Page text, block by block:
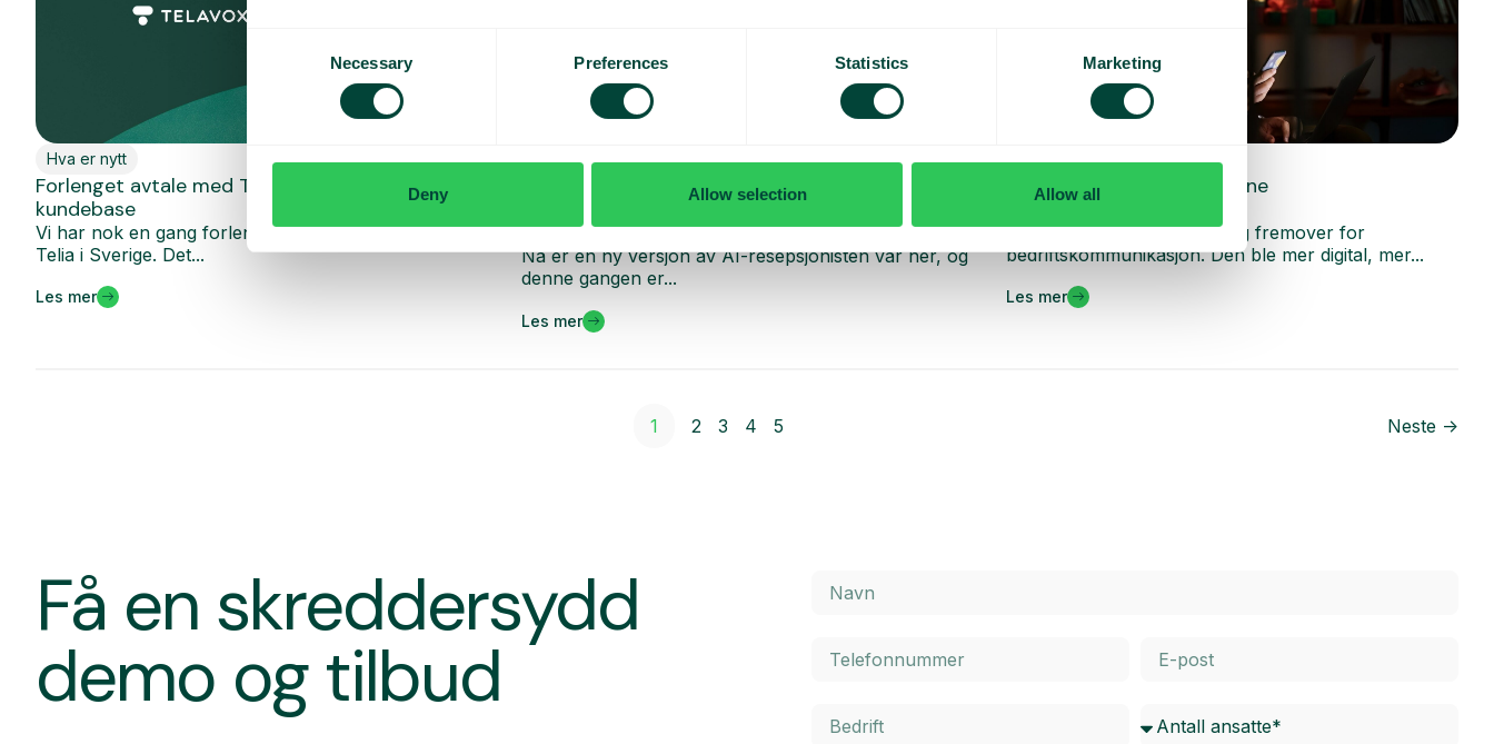
Necessary Preferences Statistics Marketing
Deny Allow selection Allow all
Hva er nytt
Forlenget avtale med Telia for vår eksisterende
kundebase
Vi har nok en gang forlenget vårt samarbeid med
Telia i Sverige. Det...
Les mer
Generelt,Hva er nytt
Nå lanserer vi en oppgradert versjon av vår AI-
resepsjonist, bygget for at du skal ha 100%
kontroll
Nå er en ny versjon av AI-resepsjonisten vår her, og
denne gangen er...
Les mer
Generelt
Innsikt som preger moderne
bedriftskommunikasjon
2025 markerte et tydelig steg fremover for
bedriftskommunikasjon. Den ble mer digital, mer...
Les mer
1 2 3 4 5 Neste ->
Få en skreddersydd
demo og tilbud